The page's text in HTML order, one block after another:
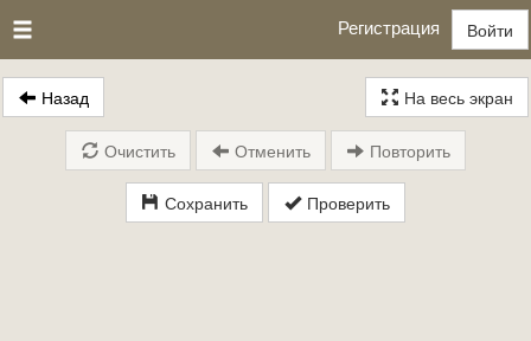
Регистрация Войти
Назад На весь экран
Сохранить Проверить
Очистить Отменить Повторить